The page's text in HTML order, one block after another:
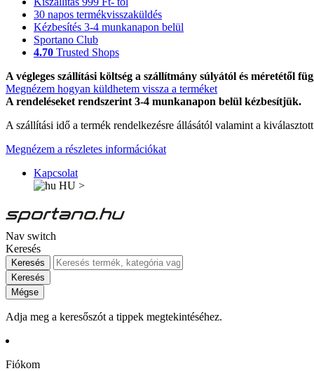
30 napos termékvisszaküldés
Kézbesítés 3-4 munkanapon belül
Sportano Club
4.70 Trusted Shops
A végleges szállítási költség a szállítmány súlyától és méretétől
Megnézem hogyan küldhetem vissza a terméket
A rendeléseket rendszerint 3-4 munkanapon belül kézbesítjük.
A szállítási idő a termék rendelkezésre állásától valamint a
Megnézem a részletes információkat
Kapcsolat
HU >
Nav switch
Keresés
Keresés
Keresés
Mégse
Adja meg a keresőszót a tippek megtekintéséhez.
Fiókom